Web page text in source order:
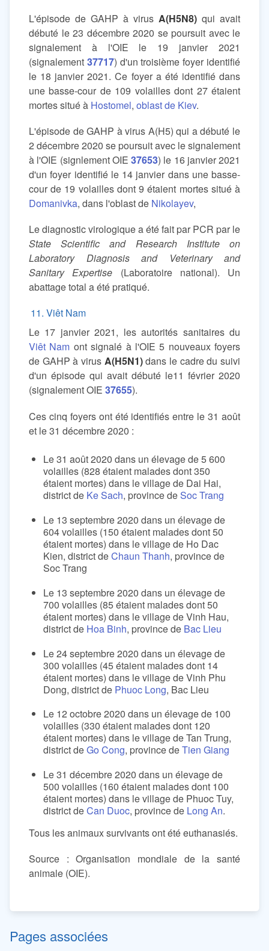
L'épisode de GAHP à virus A(H5N8) qui avait
débuté le 23 décembre 2020 se poursuit avec le
signalement à l'OIE le 19 janvier 2021
(signalement 37717) d'un troisième foyer identifié
le 18 janvier 2021. Ce foyer a été identifié dans
une basse-cour de 109 volailles dont 27 étaient
mortes situé à Hostomel, oblast de Kiev.
L'épisode de GAHP à virus A(H5) qui a débuté le
2 décembre 2020 se poursuit avec le signalement
à l'OIE (signlement OIE 37653) le 16 janvier 2021
d'un foyer identifié le 14 janvier dans une basse-
cour de 19 volailles dont 9 étaient mortes situé à
Domanivka, dans l'oblast de Nikolayev,
Le diagnostic virologique a été fait par PCR par le
State Scientific and Research Institute on
Laboratory Diagnosis and Veterinary and
Sanitary Expertise (Laboratoire national). Un
abattage total a été pratiqué.
11. Viêt Nam
Le 17 janvier 2021, les autorités sanitaires du
Viêt Nam ont signalé à l'OIE 5 nouveaux foyers
de GAHP à virus A(H5N1)dans le cadre du suivi
d'un épisode qui avait débuté le11 février 2020
(signalement OIE 37655).
Ces cinq foyers ont été identifiés entre le 31 août
et le 31 décembre 2020 :
Le 31 août 2020 dans un élevage de 5 600
volailles (828 étaient malades dont 350
étaient mortes) dans le village de Dai Hai,
district de Ke Sach, province deSoc Trang
Le 13 septembre 2020 dans un élevage de
604 volailles (150 étaient malades dont 50
étaient mortes) dans le village de Ho Dac
Kien, district deChaun Thanh, province de
Soc Trang
Le 13 septembre 2020 dans un élevage de
700 volailles (85 étaient malades dont 50
étaient mortes) dans le village de Vinh Hau,
district de Hoa Binh, province de Bac Lieu
Le 24 septembre 2020 dans un élevage de
300 volailles (45 étaient malades dont 14
étaient mortes) dans le village de Vinh Phu
Dong, district de Phuoc Long, Bac Lieu
Le 12 octobre 2020 dans un élevage de 100
volailles (330 étaient malades dont 120
étaient mortes) dans le village de Tan Trung,
district deGo Cong, province deTien Giang
Le 31 décembre 2020 dans un élevage de
500 volailles (160 étaient malades dont 100
étaient mortes) dans le village de Phuoc Tuy,
district deCan Duoc, province de Long An.
Tous les animaux survivants ont été euthanasiés.
Source : Organisation mondiale de la santé
animale (OIE).
Pages associées